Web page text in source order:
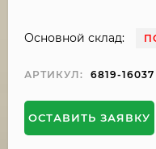
Основной склад:
АРТИКУЛ: 6819-16037
ОСТАВИТЬ ЗАЯВКУ